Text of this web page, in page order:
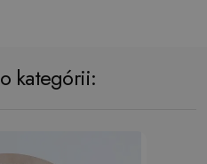
kategórii: